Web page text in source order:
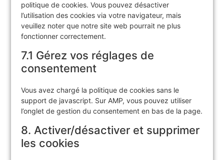
politique de cookies. Vous pouvez désactiver
l’utilisation des cookies via votre navigateur, mais
veuillez noter que notre site web pourrait ne plus
fonctionner correctement.
7.1 Gérez vos réglages de
consentement
Vous avez chargé la politique de cookies sans le
support de javascript. Sur AMP, vous pouvez utiliser
l’onglet de gestion du consentement en bas de la page.
8. Activer/désactiver et supprimer
les cookies